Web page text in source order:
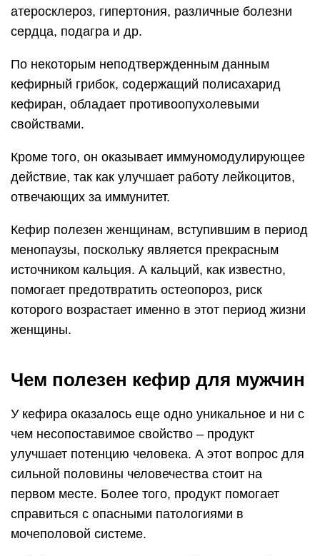
атеросклероз, гипертония, различные болезни
сердца, подагра и др.
По некоторым неподтвержденным данным
кефирный грибок, содержащий полисахарид
кефиран, обладает противоопухолевыми
свойствами.
Кроме того, он оказывает иммуномодулирующее
действие, так как улучшает работу лейкоцитов,
отвечающих за иммунитет.
Кефир полезен женщинам, вступившим в период
менопаузы, поскольку является прекрасным
источником кальция. А кальций, как известно,
помогает предотвратить остеопороз, риск
которого возрастает именно в этот период жизни
женщины.
Чем полезен кефир для мужчин
У кефира оказалось еще одно уникальное и ни с
чем несопоставимое свойство – продукт
улучшает потенцию человека. А этот вопрос для
сильной половины человечества стоит на
первом месте. Более того, продукт помогает
справиться с опасными патологиями в
мочеполовой системе.